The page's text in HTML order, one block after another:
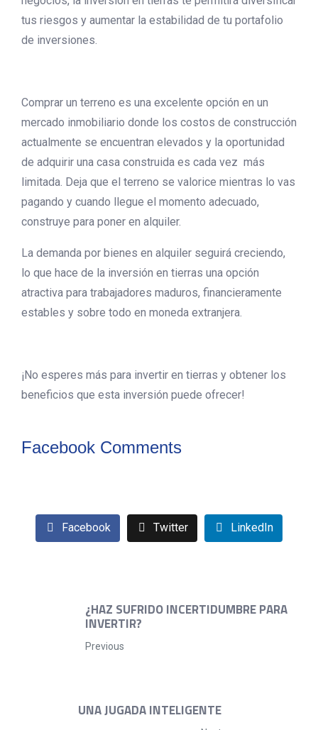
tus riesgos y aumentar la estabilidad de tu portafolio
de inversiones.
Comprar un terreno es una excelente opción en un
mercado inmobiliario donde los costos de construcción
actualmente se encuentran elevados y la oportunidad
de adquirir una casa construida es cada vez más
limitada. Deja que el terreno se valorice mientras lo vas
pagando y cuando llegue el momento adecuado,
construye para poner en alquiler.
La demanda por bienes en alquiler seguirá creciendo,
lo que hace de la inversión en tierras una opción
atractiva para trabajadores maduros, financieramente
estables y sobre todo en moneda extranjera.
¡No esperes más para invertir en tierras y obtener los
beneficios que esta inversión puede ofrecer!
Facebook Comments
Facebook Twitter LinkedIn
¿HAZ SUFRIDO INCERTIDUMBRE PARA
INVERTIR?
Previous
UNA JUGADA INTELIGENTE